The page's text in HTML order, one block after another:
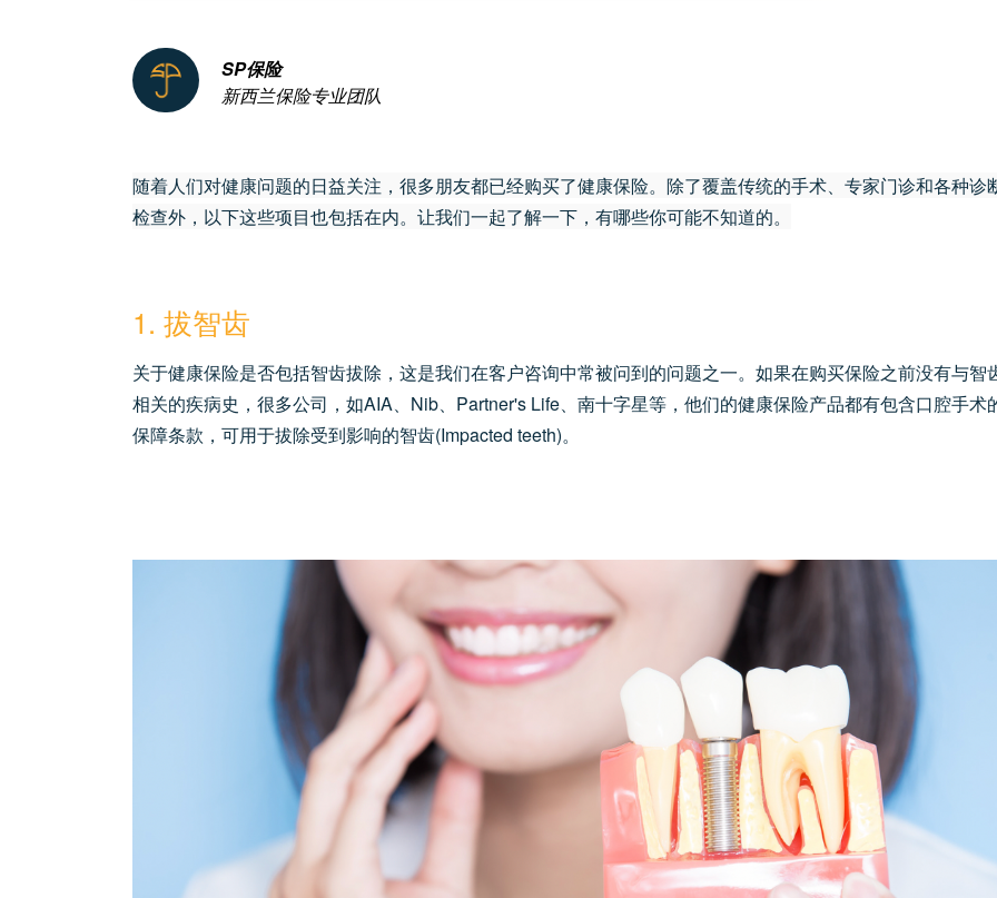
SP保险
新西兰保险专业团队
随着人们对健康问题的日益关注，很多朋友都已经购买了健康保险。除了覆盖传统的手术、专家门诊和各种诊
检查外，以下这些项目也包括在内。让我们一起了解一下，有哪些你可能不知道的。
1. 拔智齿
关于健康保险是否包括智齿拔除，这是我们在客户咨询中常被问到的问题之一。如果在购买保险之前没有与智
相关的疾病史，很多公司，如AIA、Nib、Partner's Life、南十字星等，他们的健康保险产品都有包含口腔手术
保障条款，可用于拔除受到影响的智齿(Impacted teeth)。